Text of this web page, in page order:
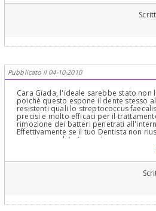
Pubblicato il 04-10-2010
Cara Giada, l'ideale sarebbe stato non
poichè questo espone il dente stesso
resistenti quali lo streptococcus
precisi e molto efficaci per il
rimozione dei batteri penetrati
Effettivamente se il tuo Dentista non
prossime sedute ti conviene cercare un
Endodonzia, che è la branca
questo genere di patologie, il quale
procedere per portare a successo la